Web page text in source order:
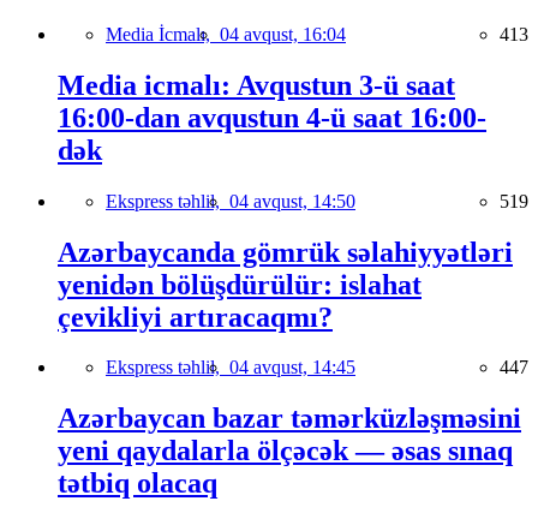
Media İcmalı, 04 avqust, 16:04 413
Media icmalı: Avqustun 3-ü saat
16:00-dan avqustun 4-ü saat 16:00-
dək
Ekspress təhlil, 04 avqust, 14:50 519
Azərbaycanda gömrük səlahiyyətləri
yenidən bölüşdürülür: islahat
çevikliyi artıracaqmı?
Ekspress təhlil, 04 avqust, 14:45 447
Azərbaycan bazar təmərküzləşməsini
yeni qaydalarla ölçəcək — əsas sınaq
tətbiq olacaq